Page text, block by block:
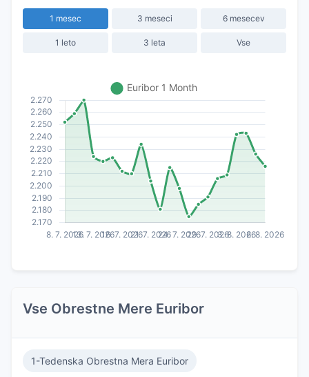
1 mesec 3 meseci 6 mesecev
1 leto 3 leta Vse
Vse Obrestne Mere Euribor
1-Tedenska Obrestna Mera Euribor